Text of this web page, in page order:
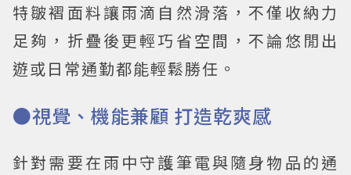
特皺褶面料讓雨滴自然滑落，不僅收納力
足夠，折疊後更輕巧省空間，不論悠閒出
遊或日常通勤都能輕鬆勝任。
●視覺、機能兼顧 打造乾爽感
針對需要在雨中守護筆電與隨身物品的通